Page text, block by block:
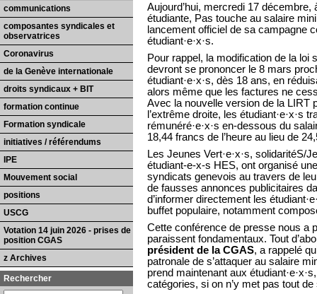
Aujourd’hui, mercredi 17
étudiante, Pas touche au salaire
lancement officiel de sa campagne
étudiant·e·x·s.
Pour rappel, la modification de la
devront se prononcer le 8 mars
étudiant·e·x·s, dès 18 ans, en
alors même que les factures ne
Avec la nouvelle version de la LIRT
l’extrême droite, les étudiant·e·x·s
rémunéré·e·x·s en-dessous du
18,44 francs de l’heure au lieu de
Les Jeunes Vert·e·x·s,
étudiant-e-x-s HES, ont organisé
syndicats genevois au travers de
de fausses annonces publicitaires
d’informer directement les
buffet populaire, notamment
Cette conférence de presse nous a
paraissent fondamentaux. Tout
président de la CGAS, a rappelé
patronale de s’attaquer au salaire
prend maintenant aux
catégories, si on n’y met pas tout de
communications
composantes syndicales et
observatrices
Coronavirus
de la Genève internationale
droits syndicaux + BIT
formation continue
Formation syndicale
initiatives / référendums
IPE
Mouvement social
positions
USCG
Votation 14 juin 2026 - prises de
position CGAS
z Archives
Rechercher